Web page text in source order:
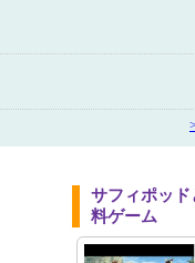
サフィポッ
料ゲーム